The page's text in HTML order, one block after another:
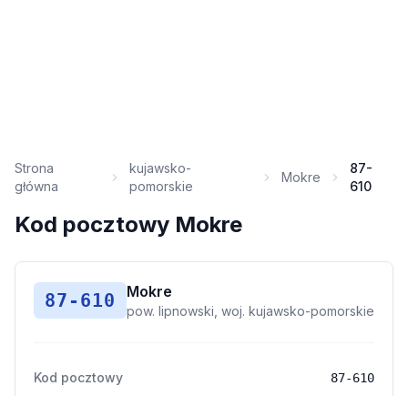
Strona
główna
kujawsko-
pomorskie
Mokre
87-
610
Kod pocztowy Mokre
87-610 Mokre
pow. lipnowski, woj. kujawsko-pomorskie
Kod pocztowy 87-610